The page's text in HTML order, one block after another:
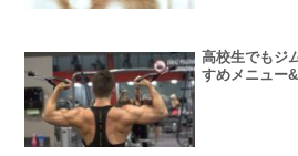
高校生でもジ
すめメニュー